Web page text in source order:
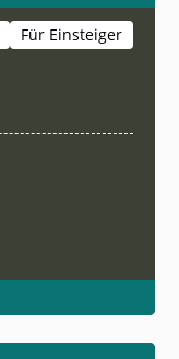
Für Einsteiger